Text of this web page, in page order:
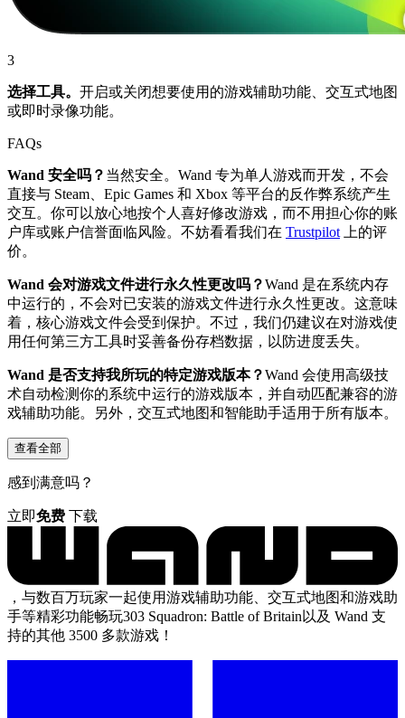
3
选择工具。 开启或关闭想要使用的游戏辅助功能、交互式地图
或即时录像功能。
FAQs
Wand 安全吗？ 当然安全。Wand 专为单人游戏而开发，不会
直接与 Steam、Epic Games 和 Xbox 等平台的反作弊系统产生
交互。你可以放心地按个人喜好修改游戏，而不用担心你的账
户库或账户信誉面临风险。不妨看看我们在 Trustpilot 上的评
价。
Wand 会对游戏文件进行永久性更改吗？Wand 是在系统内存
中运行的，不会对已安装的游戏文件进行永久性更改。这意味
着，核心游戏文件会受到保护。不过，我们仍建议在对游戏使
用任何第三方工具时妥善备份存档数据，以防进度丢失。
Wand 是否支持我所玩的特定游戏版本？Wand 会使用高级技
术自动检测你的系统中运行的游戏版本，并自动匹配兼容的游
戏辅助功能。另外，交互式地图和智能助手适用于所有版本。
查看全部
感到满意吗？
立即免费 下载
，与数百万玩家一起使用游戏辅助功能、交互式地图和游戏助
手等精彩功能畅玩303 Squadron: Battle of Britain以及 Wand 支
持的其他 3500 多款游戏！